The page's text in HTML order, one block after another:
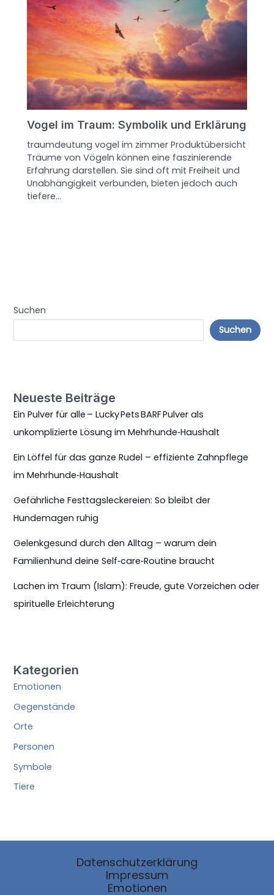
Vogel im Traum: Symbolik und Erklärung
traumdeutung vogel im zimmer Produktübersicht
Träume von Vögeln können eine faszinierende
Erfahrung darstellen. Sie sind oft mit Freiheit und
Unabhängigkeit verbunden, bieten jedoch auch
tiefere…
Suchen
Suchen
Neueste Beiträge
Ein Pulver für alle – Lucky Pets BARF Pulver als
unkomplizierte Lösung im Mehrhunde‑Haushalt
Ein Löffel für das ganze Rudel – effiziente Zahnpflege
im Mehrhunde‑Haushalt
Gefährliche Festtagsleckereien: So bleibt der
Hundemagen ruhig
Gelenkgesund durch den Alltag – warum dein
Familienhund deine Self‑care‑Routine braucht
Lachen im Traum (Islam): Freude, gute Vorzeichen oder
spirituelle Erleichterung
Kategorien
Emotionen
Gegenstände
Orte
Personen
Symbole
Tiere
Datenschutzerklärung
Impressum
Emotionen